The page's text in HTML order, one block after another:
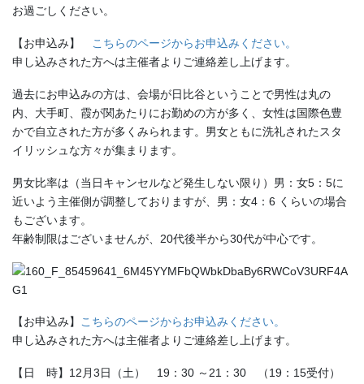
お過ごしください。
【お申込み】 こちらのページからお申込みください。
申し込みされた方へは主催者よりご連絡差し上げます。
過去にお申込みの方は、会場が日比谷ということで男性は丸の
内、大手町、霞が関あたりにお勤めの方が多く、女性は国際色豊
かで自立された方が多くみられます。男女ともに洗礼されたスタ
イリッシュな方々が集まります。
男女比率は（当日キャンセルなど発生しない限り）男：女5：5に
近いよう主催側が調整しておりますが、男：女4：6 くらいの場合
もございます。
年齢制限はございませんが、20代後半から30代が中心です。
【お申込み】 こちらのページからお申込みください。
申し込みされた方へは主催者よりご連絡差し上げます。
【日 時】12月3日（土） 19：30 ～21：30 （19：15受付）